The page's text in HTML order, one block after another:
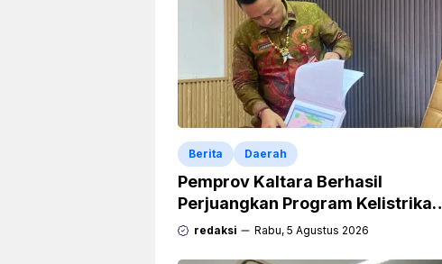
Berita Daerah
Pemprov Kaltara Berhasil
Perjuangkan Program Kelistrikan
Rp471 Miliar dari Pemerintah
redaksi Rabu, 5 Agustus 2026